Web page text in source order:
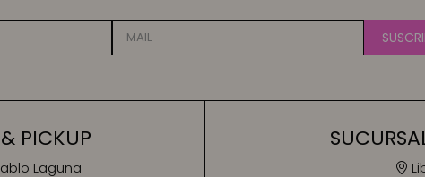
PICKUP
Laguna